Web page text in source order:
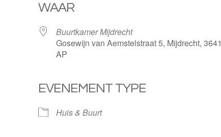
Calendar iCalendar
WAAR
Buurtkamer Mijdrecht
Gosewijn van Aemstelstraat 5, Mijdrecht, 3641
AP
EVENEMENT TYPE
Huis & Buurt